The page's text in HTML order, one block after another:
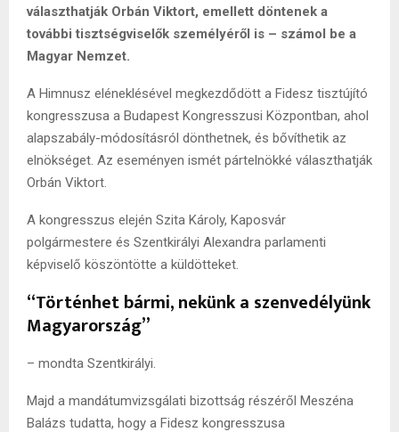
választhatják Orbán Viktort, emellett döntenek a
további tisztségviselők személyéről is – számol be a
Magyar Nemzet.
A Himnusz eléneklésével megkezdődött a Fidesz tisztújító
kongresszusa a Budapest Kongresszusi Központban, ahol
alapszabály-módosításról dönthetnek, és bővíthetik az
elnökséget. Az eseményen ismét pártelnökké választhatják
Orbán Viktort.
A kongresszus elején Szita Károly, Kaposvár
polgármestere és Szentkirályi Alexandra parlamenti
képviselő köszöntötte a küldötteket.
“Történhet bármi, nekünk a szenvedélyünk
Magyarország”
– mondta Szentkirályi.
Majd a mandátumvizsgálati bizottság részéről Meszéna
Balázs tudatta, hogy a Fidesz kongresszusa